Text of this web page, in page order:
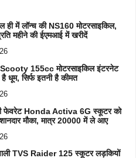
ही में लॉन्च की NS160 मोटरसाइकिल,
महीने की ईएमआई में खरीदें
155cc मोटरसाइकिल इंटरनेट
है धूम, सिर्फ इतनी है कीमत
फेवरेट Honda Activa 6G स्कूटर को
मौका, मात्र 20000 में ले आए
TVS Raider 125 स्कूटर लड़कियों